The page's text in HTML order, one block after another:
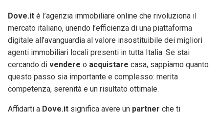
Dove.it è l’agenzia immobiliare online che rivoluziona il
mercato italiano, unendo l’efficienza di una piattaforma
digitale all’avanguardia al valore insostituibile dei migliori
agenti immobiliari locali presenti in tutta Italia. Se stai
cercando di vendere o acquistare casa, sappiamo quanto
questo passo sia importante e complesso: merita
competenza, serenità e un risultato ottimale.
Affidarti a Dove.it significa avere un partner che ti